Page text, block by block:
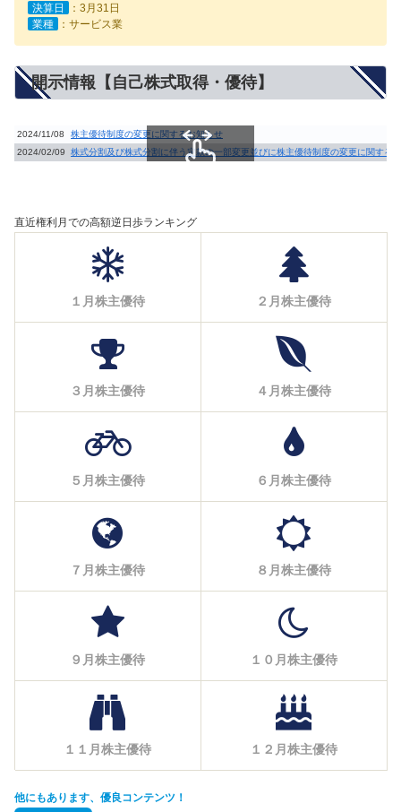
決算日
：3月31日
業種
：サービス業
開示情報【自己株式取得・優待】
2024/11/08
株主優待制度の変更に関するお知らせ
2024/02/09
株式分割及び株式分割に伴う定款の一部変更並びに株主優待制度の変更に関する
直近権利月での高額逆日歩ランキング
１月株主優待 ２月株主優待
３月株主優待 ４月株主優待
５月株主優待 ６月株主優待
７月株主優待 ８月株主優待
９月株主優待 １０月株主優待
１１月株主優待 １２月株主優待
他にもあります、優良コンテンツ！